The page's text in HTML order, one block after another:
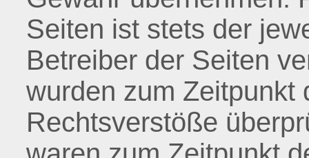
Seiten ist stets der
Betreiber der Seiten
wurden zum Zeitpunkt
Rechtsverstöße